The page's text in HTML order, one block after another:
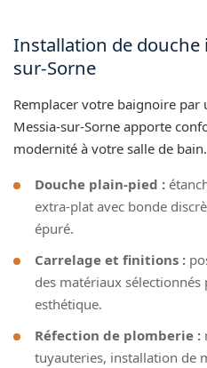
Installation de douche
sur-Sorne
Remplacer votre baignoire par
Messia-sur-Sorne apporte
modernité à votre salle de bain.
Douche plain-pied :
extra-plat avec bonde
épuré.
Carrelage et finitions :
des matériaux
esthétique.
Réfection de plomberie :
tuyauteries, installation de